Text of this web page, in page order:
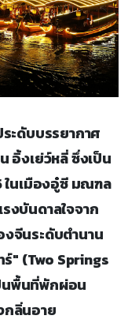
ะดับบรรยากาศ
อิ้งเย่ว์หลี่ ซึ่งเป็น
ในเมืองอู๋ซี มณฑล
งบันดาลใจจาก
จีนระดับตำนาน
" (Two Springs
นพื้นที่พักผ่อน
ลิ่นอาย